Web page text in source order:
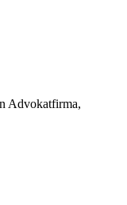
Advokatfirma,